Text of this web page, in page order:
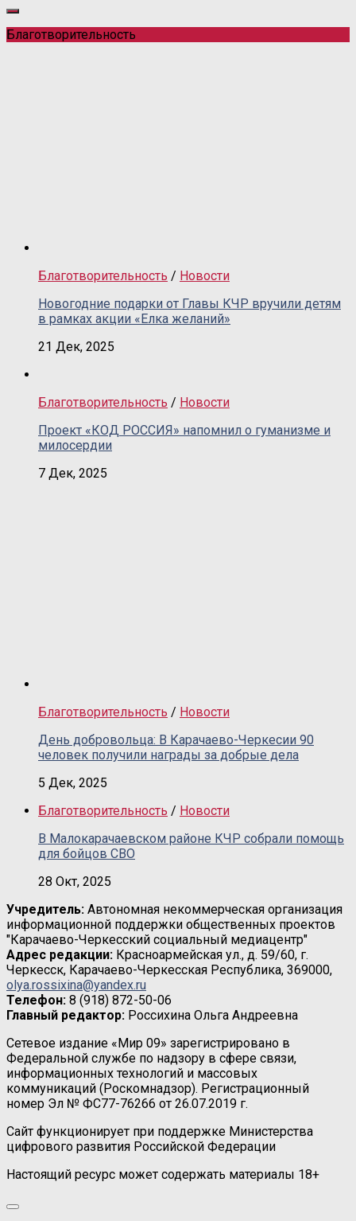
Благотворительность
Благотворительность / Новости
Новогодние подарки от Главы КЧР вручили детям
в рамках акции «Елка желаний»
21 Дек, 2025
Благотворительность / Новости
Проект «КОД РОССИЯ» напомнил о гуманизме и
милосердии
7 Дек, 2025
Благотворительность / Новости
День добровольца: В Карачаево-Черкесии 90
человек получили награды за добрые дела
5 Дек, 2025
Благотворительность / Новости
В Малокарачаевском районе КЧР собрали помощь
для бойцов СВО
28 Окт, 2025
Учредитель: Автономная некоммерческая организация
информационной поддержки общественных проектов
"Карачаево-Черкесский социальный медиацентр"
Адрес редакции: Красноармейская ул., д. 59/60, г.
Черкесск, Карачаево-Черкесская Республика, 369000,
olya.rossixina@yandex.ru
Телефон: 8 (918) 872-50-06
Главный редактор: Россихина Ольга Андреевна
Сетевое издание «Мир 09» зарегистрировано в
Федеральной службе по надзору в сфере связи,
информационных технологий и массовых
коммуникаций (Роскомнадзор). Регистрационный
номер Эл № ФС77-76266 от 26.07.2019 г.
Сайт функционирует при поддержке Министерства
цифрового развития Российской Федерации
Настоящий ресурс может содержать материалы 18+